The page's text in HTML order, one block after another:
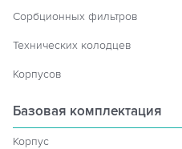
Сорбционных фильтров
Технических колодцев
Корпусов
Базовая комплектация
Корпус